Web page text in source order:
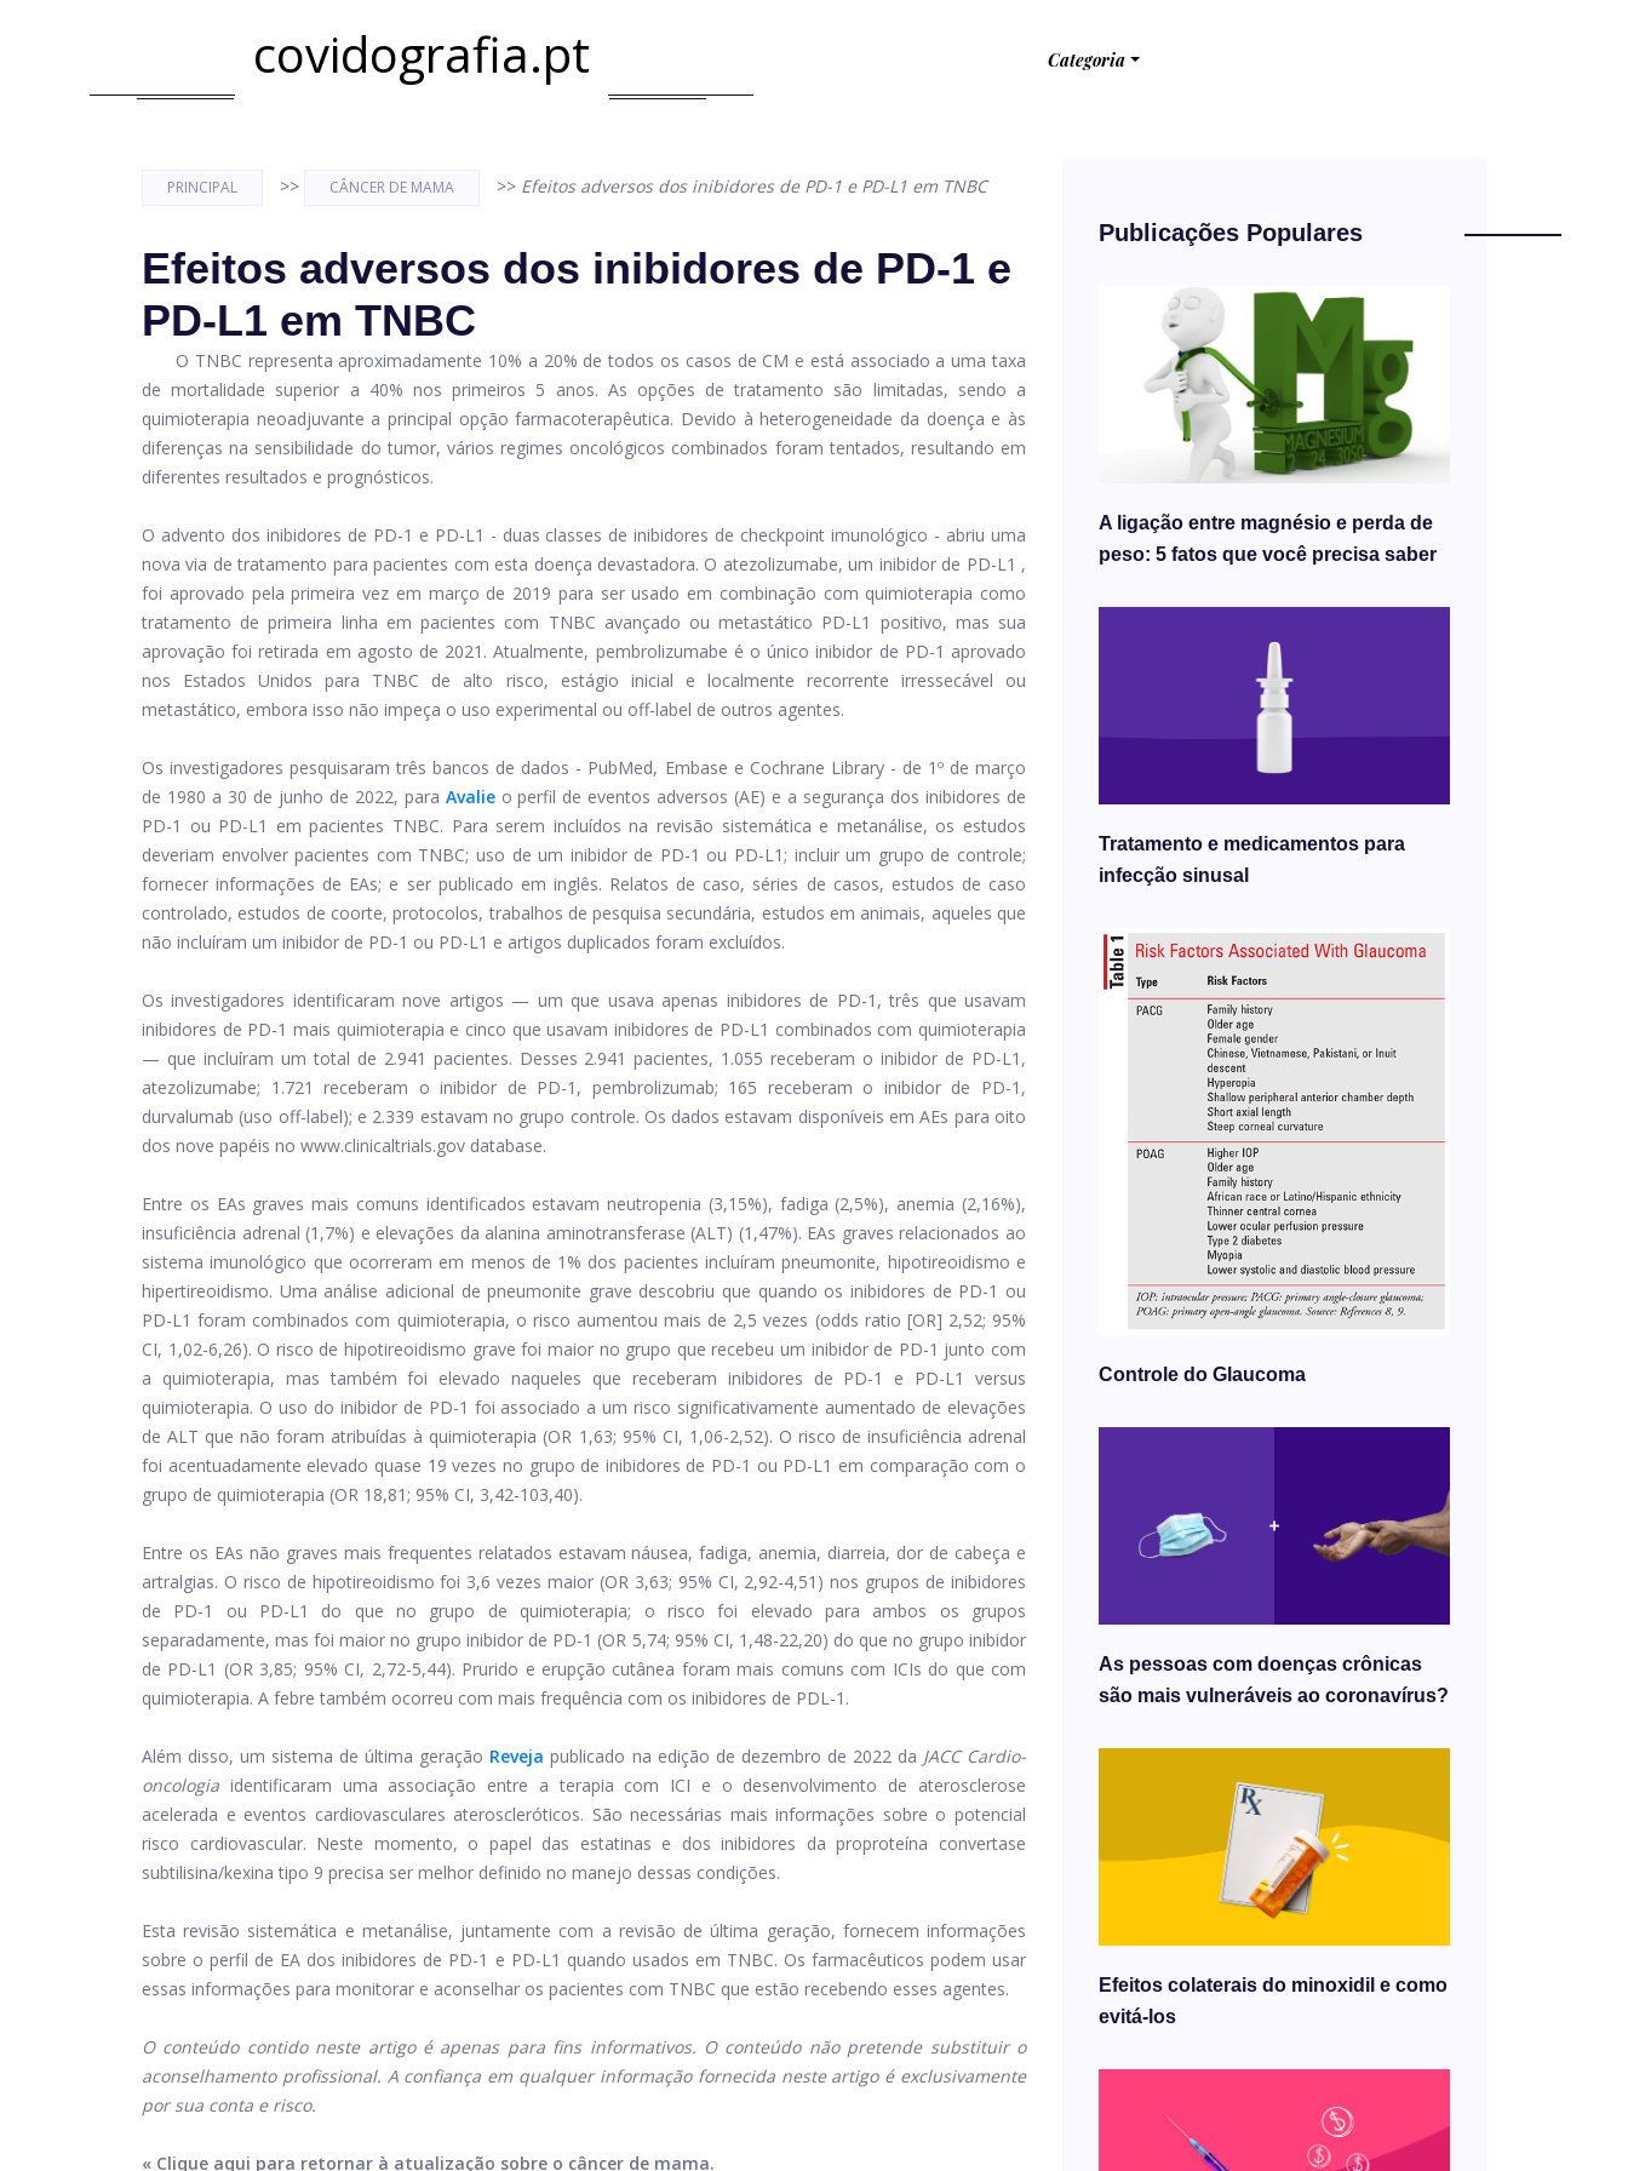
covidografia.pt Categoria
PRINCIPAL >> CÂNCER DE MAMA >> Efeitos adversos dos inibidores de PD-1 e PD-L1 em ​​TNBC
Efeitos adversos dos inibidores de PD-1 e
PD-L1 em ​​TNBC
O TNBC representa aproximadamente 10% a 20% de todos os casos de CM e está associado a uma taxa
de mortalidade superior a 40% nos primeiros 5 anos. As opções de tratamento são limitadas, sendo a
quimioterapia neoadjuvante a principal opção farmacoterapêutica. Devido à heterogeneidade da doença e às
diferenças na sensibilidade do tumor, vários regimes oncológicos combinados foram tentados, resultando em
diferentes resultados e prognósticos.
O advento dos inibidores de PD-1 e PD-L1 - duas classes de inibidores de checkpoint imunológico - abriu uma
nova via de tratamento para pacientes com esta doença devastadora. O atezolizumabe, um inibidor de PD-L1 ,
foi aprovado pela primeira vez em março de 2019 para ser usado em combinação com quimioterapia como
tratamento de primeira linha em pacientes com TNBC avançado ou metastático PD-L1 positivo, mas sua
aprovação foi retirada em agosto de 2021. Atualmente, pembrolizumabe é o único inibidor de PD-1 aprovado
nos Estados Unidos para TNBC de alto risco, estágio inicial e localmente recorrente irressecável ou
metastático, embora isso não impeça o uso experimental ou off-label de outros agentes.
Os investigadores pesquisaram três bancos de dados - PubMed, Embase e Cochrane Library - de 1º de março
de 1980 a 30 de junho de 2022, para Avalie o perfil de eventos adversos (AE) e a segurança dos inibidores de
PD-1 ou PD-L1 em pacientes TNBC. Para serem incluídos na revisão sistemática e metanálise, os estudos
deveriam envolver pacientes com TNBC; uso de um inibidor de PD-1 ou PD-L1; incluir um grupo de controle;
fornecer informações de EAs; e ser publicado em inglês. Relatos de caso, séries de casos, estudos de caso
controlado, estudos de coorte, protocolos, trabalhos de pesquisa secundária, estudos em animais, aqueles que
não incluíram um inibidor de PD-1 ou PD-L1 e artigos duplicados foram excluídos.
Os investigadores identificaram nove artigos — um que usava apenas inibidores de PD-1, três que usavam
inibidores de PD-1 mais quimioterapia e cinco que usavam inibidores de PD-L1 combinados com quimioterapia
— que incluíram um total de 2.941 pacientes. Desses 2.941 pacientes, 1.055 receberam o inibidor de PD-L1,
atezolizumabe; 1.721 receberam o inibidor de PD-1, pembrolizumab; 165 receberam o inibidor de PD-1,
durvalumab (uso off-label); e 2.339 estavam no grupo controle. Os dados estavam disponíveis em AEs para oito
dos nove papéis no www.clinicaltrials.gov database.
Entre os EAs graves mais comuns identificados estavam neutropenia (3,15%), fadiga (2,5%), anemia (2,16%),
insuficiência adrenal (1,7%) e elevações da alanina aminotransferase (ALT) (1,47%). EAs graves relacionados ao
sistema imunológico que ocorreram em menos de 1% dos pacientes incluíram pneumonite, hipotireoidismo e
hipertireoidismo. Uma análise adicional de pneumonite grave descobriu que quando os inibidores de PD-1 ou
PD-L1 foram combinados com quimioterapia, o risco aumentou mais de 2,5 vezes (odds ratio [OR] 2,52; 95%
CI, 1,02-6,26). O risco de hipotireoidismo grave foi maior no grupo que recebeu um inibidor de PD-1 junto com
a quimioterapia, mas também foi elevado naqueles que receberam inibidores de PD-1 e PD-L1 versus
quimioterapia. O uso do inibidor de PD-1 foi associado a um risco significativamente aumentado de elevações
de ALT que não foram atribuídas à quimioterapia (OR 1,63; 95% CI, 1,06-2,52). O risco de insuficiência adrenal
foi acentuadamente elevado quase 19 vezes no grupo de inibidores de PD-1 ou PD-L1 em ​​comparação com o
grupo de quimioterapia (OR 18,81; 95% CI, 3,42-103,40).
Entre os EAs não graves mais frequentes relatados estavam náusea, fadiga, anemia, diarreia, dor de cabeça e
artralgias. O risco de hipotireoidismo foi 3,6 vezes maior (OR 3,63; 95% CI, 2,92-4,51) nos grupos de inibidores
de PD-1 ou PD-L1 do que no grupo de quimioterapia; o risco foi elevado para ambos os grupos
separadamente, mas foi maior no grupo inibidor de PD-1 (OR 5,74; 95% CI, 1,48-22,20) do que no grupo inibidor
de PD-L1 (OR 3,85; 95% CI, 2,72-5,44). Prurido e erupção cutânea foram mais comuns com ICIs do que com
quimioterapia. A febre também ocorreu com mais frequência com os inibidores de PDL-1.
Além disso, um sistema de última geração Reveja publicado na edição de dezembro de 2022 da JACC Cardio-
oncologia identificaram uma associação entre a terapia com ICI e o desenvolvimento de aterosclerose
acelerada e eventos cardiovasculares ateroscleróticos. São necessárias mais informações sobre o potencial
risco cardiovascular. Neste momento, o papel das estatinas e dos inibidores da proproteína convertase
subtilisina/kexina tipo 9 precisa ser melhor definido no manejo dessas condições.
Esta revisão sistemática e metanálise, juntamente com a revisão de última geração, fornecem informações
sobre o perfil de EA dos inibidores de PD-1 e PD-L1 quando usados ​​em TNBC. Os farmacêuticos podem usar
essas informações para monitorar e aconselhar os pacientes com TNBC que estão recebendo esses agentes.
O conteúdo contido neste artigo é apenas para fins informativos. O conteúdo não pretende substituir o
aconselhamento profissional. A confiança em qualquer informação fornecida neste artigo é exclusivamente
por sua conta e risco.
« Clique aqui para retornar à atualização sobre o câncer de mama.
Publicações Populares
A ligação entre magnésio e perda de
peso: 5 fatos que você precisa saber
Tratamento e medicamentos para
infecção sinusal
Controle do Glaucoma
As pessoas com doenças crônicas
são mais vulneráveis ​​ao coronavírus?
Efeitos colaterais do minoxidil e como
evitá-los